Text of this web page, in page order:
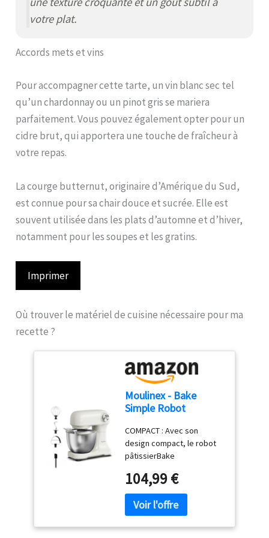
votre plat.
Accords mets et vins
Pour accompagner cette tarte, un vin blanc sec tel
qu’un chardonnay ou un pinot gris se mariera
parfaitement. Vous pouvez également opter pour un
cidre brut, qui apportera une touche de fraîcheur à
votre repas.
La courge butternut, originaire d’Amérique du Sud,
est connue pour sa chair douce et sucrée. Elle est
souvent utilisée dans les plats d’automne et d’hiver,
notamment pour les soupes et les gratins.
Imprimer
Où trouver le matériel de cuisine nécessaire pour ma
recette ?
Moulinex - Bake
Simple Robot
fouet, batteur et
crochet
COMPACT : Avec son
design compact, le robot
pâtissierBake
parfaitement à toutes les
cuisines - sataillen'est pas
plus grande qu'une feuille
de papier A4. FACILE À
UTILISER : Un seul bouton
104,99 €